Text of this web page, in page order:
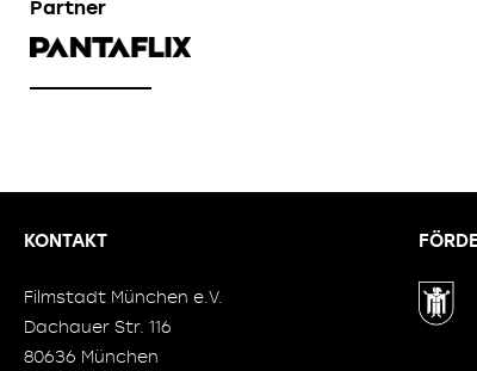
Partner
KONTAKT
Filmstadt München e.V.
Dachauer Str. 116
80636 München